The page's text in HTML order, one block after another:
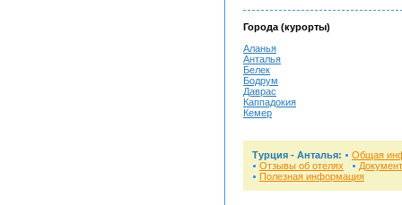
Города (курорты)
Аланья
Анталья
Белек
Бодрум
Даврас
Каппадокия
Кемер
Турция - Анталья:
Общая
Отзывы об отелях
Полезная информация